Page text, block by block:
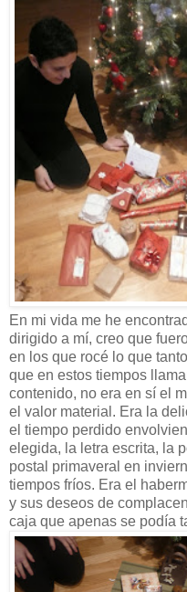
En mi vida me he
dirigido a mí, creo que
en los que rocé lo que
que en estos tiempos
contenido, no era en sí el
el valor material. Era la
el tiempo perdido
elegida, la letra escrita, la
postal primaveral en
tiempos fríos. Era el
y sus deseos de
caja que apenas se podía